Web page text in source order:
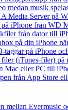
medan musik
Media Server på
iPhone från WD
från dator till
på din iPhone
taggar på iPhone
(iTunes-filer) på
Mac eller PC till
från App Store
mellan Evermusic